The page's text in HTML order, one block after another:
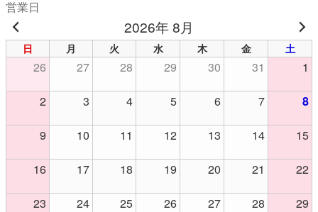
営業日
2026年 8月
日 月 火 水 木 金 土
26 27 28 29 30 31 1
2 3 4 5 6 7 8
9 10 11 12 13 14 15
16 17 18 19 20 21 22
23 24 25 26 27 28 29